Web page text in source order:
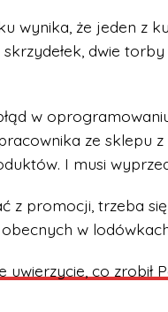
wynika, że jeden z
dwie
w
ze sklepu
I musi
z promocji, trzeba
w
uwierzycie, co zrobił